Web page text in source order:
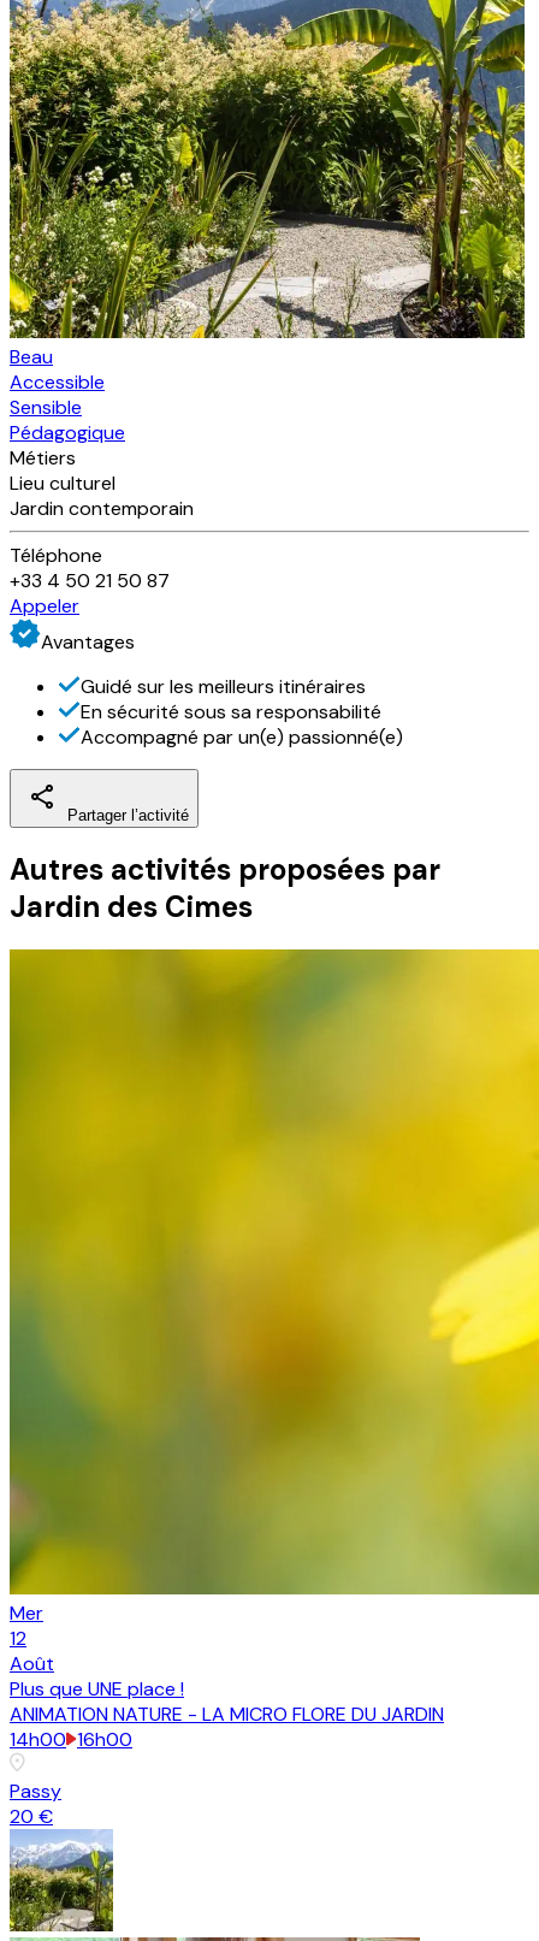
Beau
Accessible
Sensible
Pédagogique
Métiers
Lieu culturel
Jardin contemporain
Téléphone
+33 4 50 21 50 87
Appeler
Avantages
Guidé sur les meilleurs itinéraires
En sécurité sous sa responsabilité
Accompagné par un(e) passionné(e)
Partager l’activité
Autres activités proposées par
Jardin des Cimes
Mer
12
Août
Plus que UNE place !
ANIMATION NATURE - LA MICRO FLORE DU JARDIN
14h00 16h00
Passy
20 €